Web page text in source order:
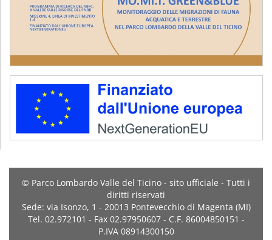
© Parco Lombardo Valle del Ticino - sito ufficiale - Tutti i
diritti riservati
Sede: via Isonzo, 1 - 20013 Pontevecchio di Magenta (MI)
Tel. 02.972101 - Fax 02.97950607 - C.F. 86004850151 -
P.IVA 08914300150